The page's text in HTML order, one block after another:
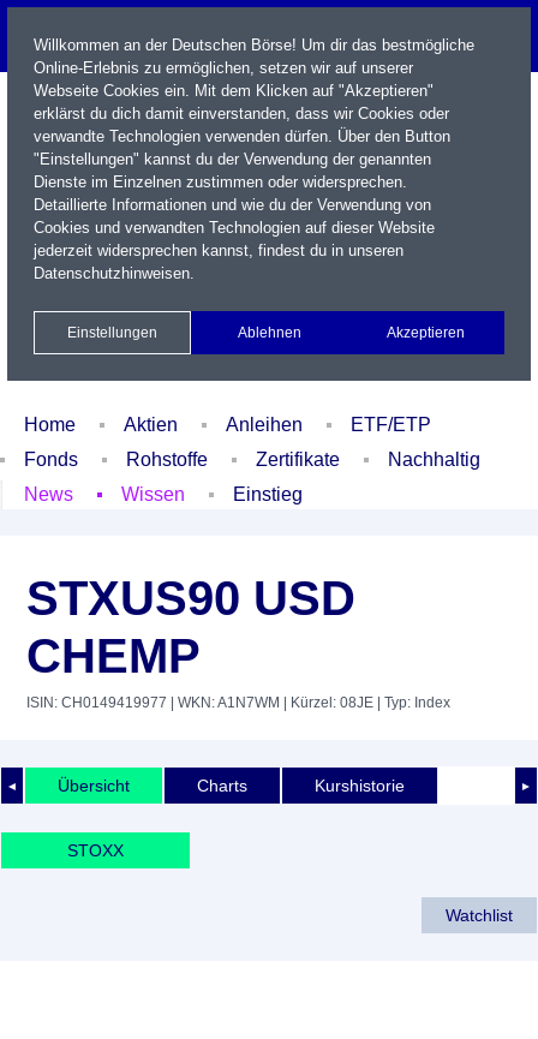
Name / WKN / ISIN / Kürzel
Xetra Realtime
Watchlist Portfolio Login
Home Aktien Anleihen
ETF/ETP
Fonds
Rohstoffe Zertifikate
Nachhaltig
News
Wissen Einstieg
STXUS90 USD
CHEMP
ISIN: CH0149419977 | WKN: A1N7WM | Kürzel: 08JE | Typ: Index
◄ ►
Übersicht Charts Kurshistorie
STOXX
Watchlist
Willkommen an der Deutschen Börse! Um dir das bestmögliche
Online-Erlebnis zu ermöglichen, setzen wir auf unserer
Webseite Cookies ein. Mit dem Klicken auf "Akzeptieren"
erklärst du dich damit einverstanden, dass wir Cookies oder
verwandte Technologien verwenden dürfen. Über den Button
"Einstellungen" kannst du der Verwendung der genannten
Dienste im Einzelnen zustimmen oder widersprechen.
Detaillierte Informationen und wie du der Verwendung von
Cookies und verwandten Technologien auf dieser Website
jederzeit widersprechen kannst, findest du in unseren
Datenschutzhinweisen.
Einstellungen Ablehnen Akzeptieren